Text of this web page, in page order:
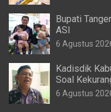
Bupati
ASI
6 Agustus
Kadisdik
Soal
6 Agustus